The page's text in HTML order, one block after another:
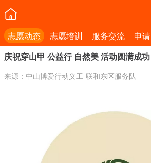
志愿动态 志愿培训 服务交流 申请
庆祝穿山甲 公益行 自然美 活动圆满成功
来源：中山博爱行动义工-联和东区服务队